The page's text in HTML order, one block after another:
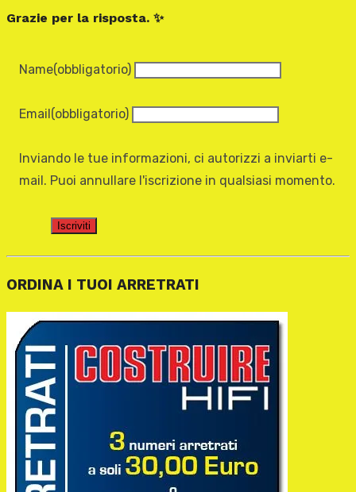
Grazie per la risposta. ✨
Name(obbligatorio)
Email(obbligatorio)
Inviando le tue informazioni, ci autorizzi a inviarti e-
mail. Puoi annullare l'iscrizione in qualsiasi momento.
Iscriviti
ORDINA I TUOI ARRETRATI